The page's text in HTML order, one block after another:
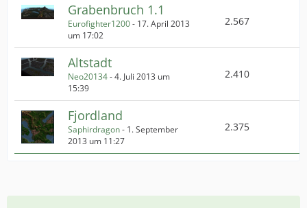
Grabenbruch 1.1
Eurofighter1200- 17. April 2013
um 17:02
2.567
Altstadt
Neo20134-4. Juli 2013 um
15:39
2.410
Fjordland
Saphirdragon- 1. September
2013 um 11:27
2.375